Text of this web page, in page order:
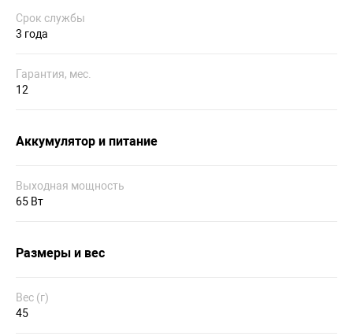
Срок службы
3 года
Гарантия, мес.
12
Аккумулятор и питание
Выходная мощность
65 Вт
Размеры и вес
Вес (г)
45